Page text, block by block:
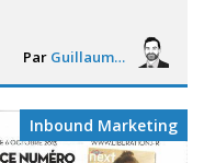
Par Guillaume Vigneron
Inbound Marketing